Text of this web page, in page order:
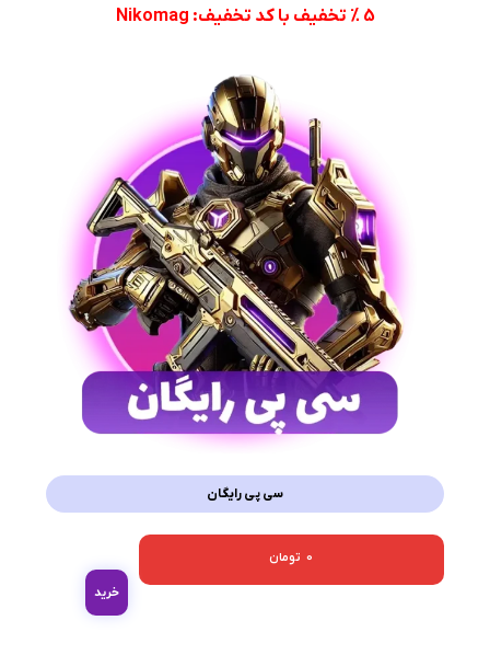
5 % تخفیف با کد تخفیف: Nikomag
سی پی رایگان
0 تومان
خرید